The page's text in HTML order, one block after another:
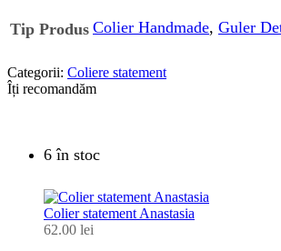
Tip Produs Colier Handmade, Guler
Categorii: Coliere statement
Îți recomandăm
6 în stoc
Colier statement Anastasia
62.00 lei